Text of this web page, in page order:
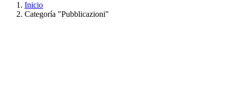
Inicio
Categoría "Pubblicazioni"